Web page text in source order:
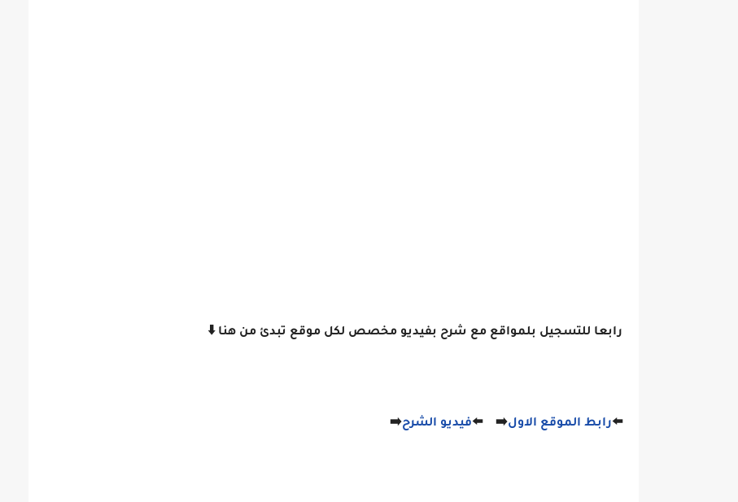
رابعا للتسجيل بلمواقع مع شرح بفيديو مخصص لكل موقع تبدئ من هنا ⬇️
⬅️رابط الموقع الاول➡️ ⬅️فيديو الشرح➡️